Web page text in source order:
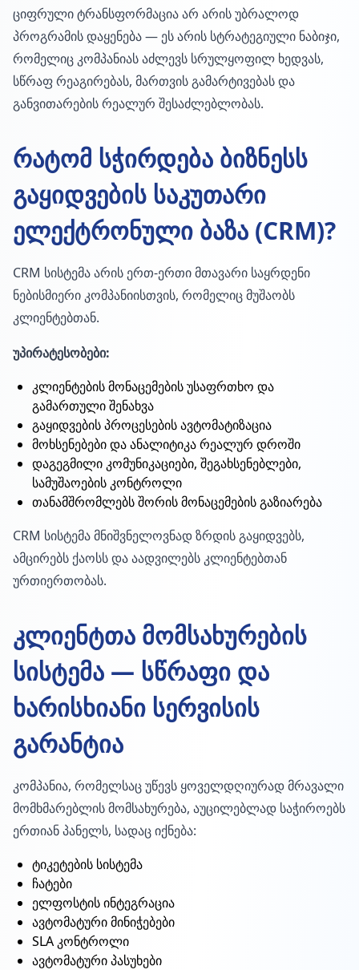
ციფრული ტრანსფორმაცია არ არის უბრალოდ
პროგრამის დაყენება — ეს არის სტრატეგიული ნაბიჯი,
რომელიც კომპანიას აძლევს სრულყოფილ ხედვას,
სწრაფ რეაგირებას, მართვის გამარტივებას და
განვითარების რეალურ შესაძლებლობას.
რატომ სჭირდება ბიზნესს
გაყიდვების საკუთარი
ელექტრონული ბაზა (CRM)?
CRM სისტემა არის ერთ-ერთი მთავარი საყრდენი
ნებისმიერი კომპანიისთვის, რომელიც მუშაობს
კლიენტებთან.
უპირატესობები:
კლიენტების მონაცემების უსაფრთხო და
გამართული შენახვა
გაყიდვების პროცესების ავტომატიზაცია
მოხსენებები და ანალიტიკა რეალურ დროში
დაგეგმილი კომუნიკაციები, შეგახსენებლები,
სამუშაოების კონტროლი
თანამშრომლებს შორის მონაცემების გაზიარება
CRM სისტემა მნიშვნელოვნად ზრდის გაყიდვებს,
ამცირებს ქაოსს და აადვილებს კლიენტებთან
ურთიერთობას.
კლიენტთა მომსახურების
სისტემა — სწრაფი და
ხარისხიანი სერვისის
გარანტია
კომპანია, რომელსაც უწევს ყოველდღიურად მრავალი
მომხმარებლის მომსახურება, აუცილებლად საჭიროებს
ერთიან პანელს, სადაც იქნება:
ტიკეტების სისტემა
ჩატები
ელფოსტის ინტეგრაცია
ავტომატური მინიჭებები
SLA კონტროლი
ავტომატური პასუხები